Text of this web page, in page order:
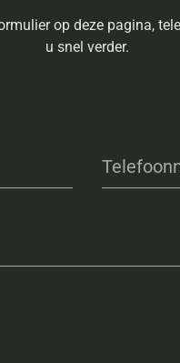
op deze pagina,
u snel verder.